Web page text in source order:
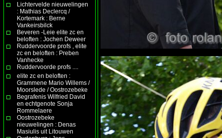
Lichtervelde nieuwelingen
: Mathias Declercq /
Kortemark : Berne
Vankeirsbilck
Beveren -Leie elite zc en
beloften : Jochen Deweer
Ruddervoorde profs , elite
zc en beloften : Preben
Vanhecke
Ruddervoorde profs ....
elite zc en beloften :
Grammene Mario Willems /
Moorslede / Oostrozebeke
Begrafenis Wilfried David
en echtgenote Sonja
Rommelaere
Oostrozebeke
nieuwelingen : Denas
Masiulis uit Litouwen